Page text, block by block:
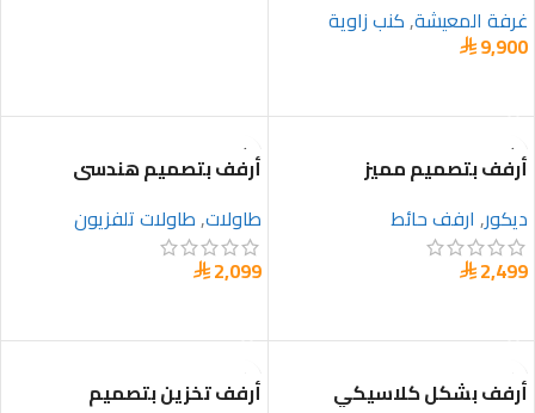
غرفة المعيشة,كنب زاوية
9,900
أرفف بتصميم مميز
ديكور, ارفف حائط
2,499
أرفف بتصميم هندسي
طاولات,طاولات تلفزيون
2,099
أرفف بشكل كلاسيكي
أرفف تخزين بتصميم